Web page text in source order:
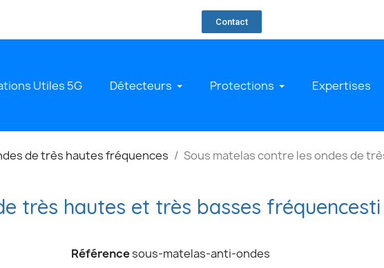
Contact
Utiles 5G Détecteurs Protections Expertises
de très hautes fréquences
Sous matelas contre les ondes de
très hautes et très basses
Référencesous-matelas-anti-ondes